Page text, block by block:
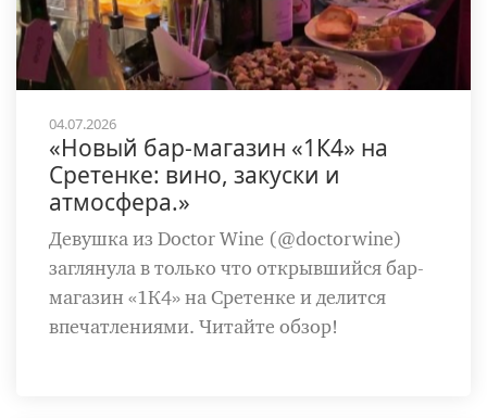
04.07.2026
«Новый бар-магазин «1К4» на
Сретенке: вино, закуски и
атмосфера.»
Девушка из Doctor Wine (@doctorwine)
заглянула в только что открывшийся бар-
магазин «1К4» на Сретенке и делится
впечатлениями. Читайте обзор!